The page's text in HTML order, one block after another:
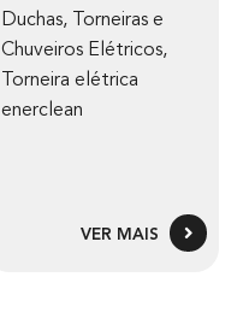
Duchas, Torneiras e
Chuveiros Elétricos,
Torneira elétrica
enerclean
VER MAIS